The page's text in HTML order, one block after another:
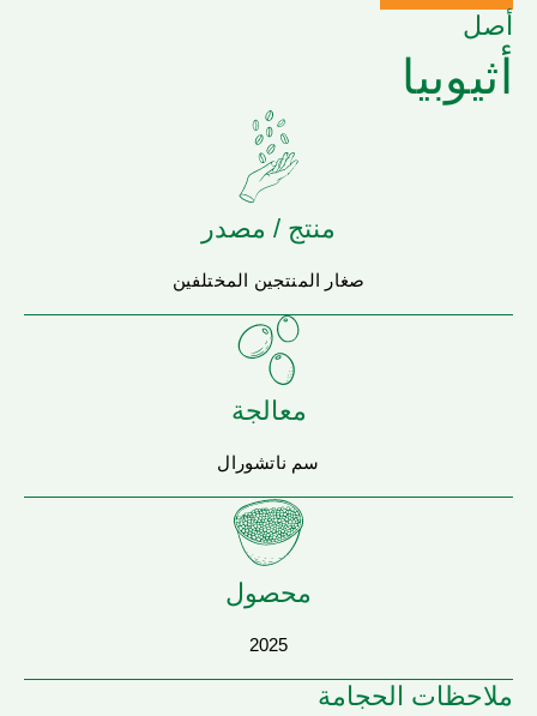
أصل
أثيوبيا
منتج / مصدر
صغار المنتجين المختلفين
معالجة
سم ناتشورال
محصول
2025
ملاحظات الحجامة